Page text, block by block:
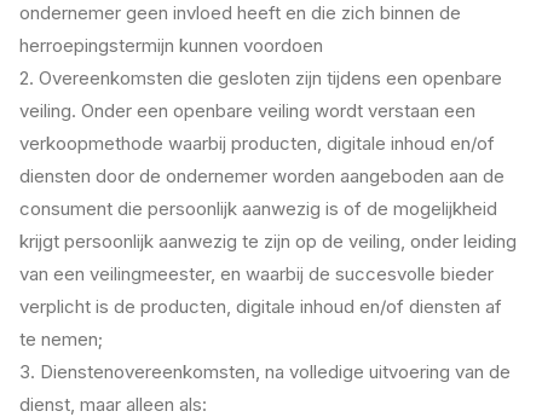
ondernemer geen invloed heeft en die zich binnen de
herroepingstermijn kunnen voordoen
2. Overeenkomsten die gesloten zijn tijdens een openbare
veiling. Onder een openbare veiling wordt verstaan een
verkoopmethode waarbij producten, digitale inhoud en/of
diensten door de ondernemer worden aangeboden aan de
consument die persoonlijk aanwezig is of de mogelijkheid
krijgt persoonlijk aanwezig te zijn op de veiling, onder leiding
van een veilingmeester, en waarbij de succesvolle bieder
verplicht is de producten, digitale inhoud en/of diensten af
te nemen;
3. Dienstenovereenkomsten, na volledige uitvoering van de
dienst, maar alleen als: